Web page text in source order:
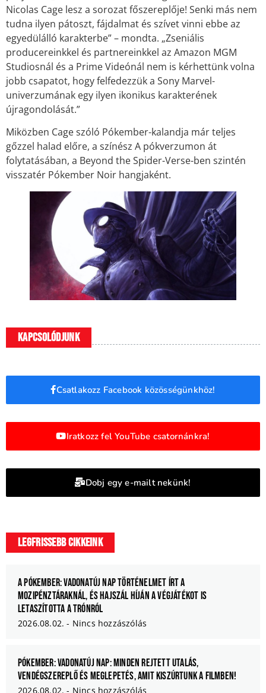
Nicolas Cage lesz a sorozat főszereplője! Senki más nem
tudna ilyen pátoszt, fájdalmat és szívet vinni ebbe az
egyedülálló karakterbe” – mondta. „Zseniális
producereinkkel és partnereinkkel az Amazon MGM
Studiosnál és a Prime Videónál nem is kérhettünk volna
jobb csapatot, hogy felfedezzük a Sony Marvel-
univerzumának egy ilyen ikonikus karakterének
újragondolását.”
Miközben Cage szóló Pókember-kalandja már teljes
gőzzel halad előre, a színész A pókverzumon át
folytatásában, a Beyond the Spider-Verse-ben szintén
visszatér Pókember Noir hangjaként.
Kapcsolódjunk
Csatlakozz Facebook közösségünkhöz!
Iratkozz fel YouTube csatornánkra!
Dobj egy e-mailt nekünk!
Legfrissebb cikkeink
A Pókember: Vadonatúj nap történelmet írt a
mozipénztáraknál, és hajszál híján a Végjátékot is
letaszította a trónról
2026.08.02. Nincs hozzászólás
Pókember: Vadonatúj nap: Minden rejtett utalás,
vendégszereplő és meglepetés, amit kiszúrtunk a filmben!
2026.08.02. Nincs hozzászólás